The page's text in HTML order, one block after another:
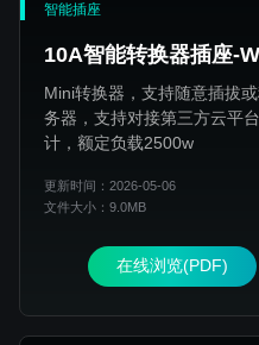
智能插座
10A智能转换器插座-
Mini转换器，支持随意插拔
务器，支持对接第三方云平
计，额定负载2500w
更新时间：2026-05-06
文件大小：9.0MB
在线浏览(PDF)